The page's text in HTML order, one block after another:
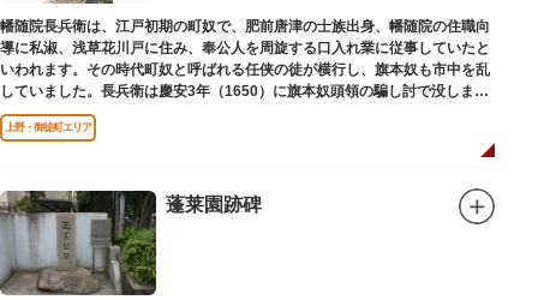
幡随院長兵衛は、江戸初期の町奴で、肥前唐津の士族出身、幡随院の住職向
導に私淑、浅草花川戸に住み、奉公人を周旋する口入れ業に従事していたと
いわれます。その時代町奴と呼ばれる任侠の徒が横行し、旗本奴も市中を乱
していました。長兵衛は慶安3年（1650）に旗本奴頭領の騙し討で没しまし
た。お墓は源空寺（げんくうじ）にあります。
上野・御徒町エリア
蓬莱園跡碑